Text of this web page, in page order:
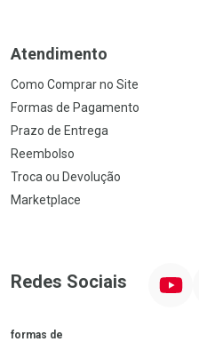
Atendimento
Como Comprar no Site
Formas de Pagamento
Prazo de Entrega
Reembolso
Troca ou Devolução
Marketplace
Redes Sociais
formas de